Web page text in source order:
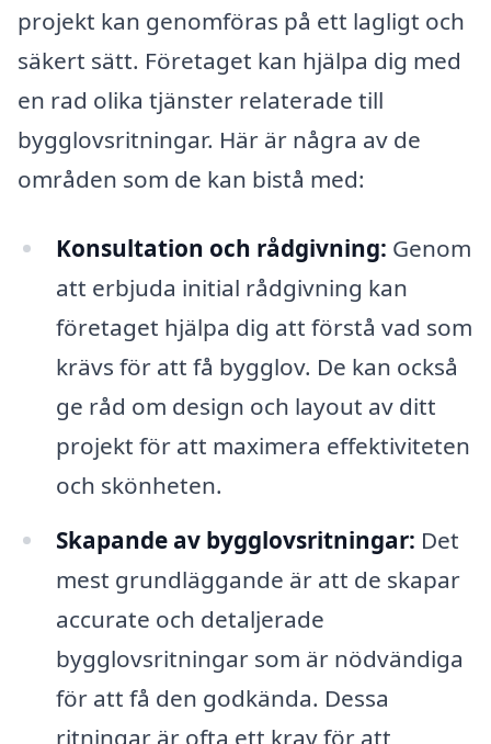
projekt kan genomföras på ett lagligt och
säkert sätt. Företaget kan hjälpa dig med
en rad olika tjänster relaterade till
bygglovsritningar. Här är några av de
områden som de kan bistå med:
Konsultation och rådgivning: Genom
att erbjuda initial rådgivning kan
företaget hjälpa dig att förstå vad som
krävs för att få bygglov. De kan också
ge råd om design och layout av ditt
projekt för att maximera effektiviteten
och skönheten.
Skapande av bygglovsritningar: Det
mest grundläggande är att de skapar
accurate och detaljerade
bygglovsritningar som är nödvändiga
för att få den godkända. Dessa
ritningar är ofta ett krav för att